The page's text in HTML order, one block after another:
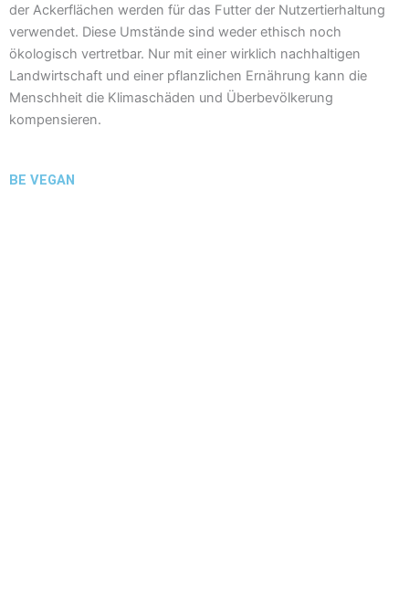
der Ackerflächen werden für das Futter der Nutzertierhaltung
verwendet. Diese Umstände sind weder ethisch noch
ökologisch vertretbar. Nur mit einer wirklich nachhaltigen
Landwirtschaft und einer pflanzlichen Ernährung kann die
Menschheit die Klimaschäden und Überbevölkerung
kompensieren.
BE VEGAN